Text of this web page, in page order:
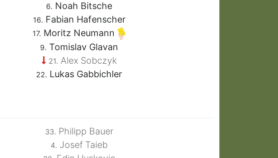
6. Noah Bitsche
16. Fabian Hafenscher
17. Moritz Neumann
9. Tomislav Glavan
21. Alex Sobczyk
22. Lukas Gabbichler
33. Philipp Bauer
4. Josef Taieb